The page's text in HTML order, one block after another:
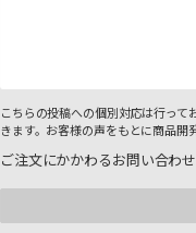
こちらの投稿への個別対応は行っ
きます。お客様の声をもとに商品開
ご注文にかかわるお問い合わ